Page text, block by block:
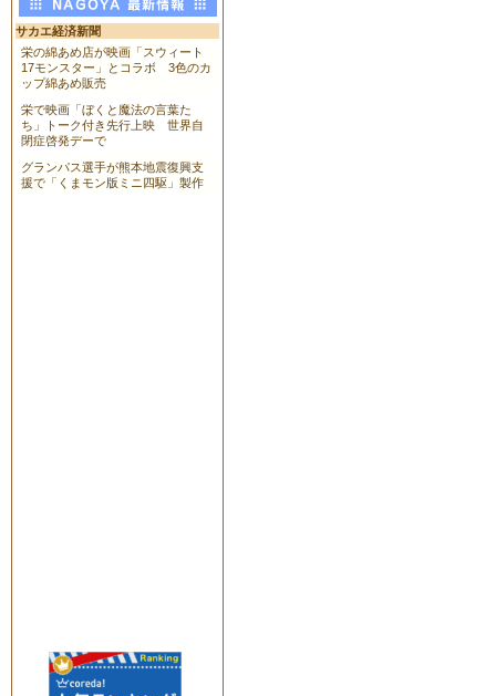
サカエ経済新聞
栄の綿あめ店が映画「スウィート
17モンスター」とコラボ 3色のカ
ップ綿あめ販売
栄で映画「ぼくと魔法の言葉た
ち」トーク付き先行上映 世界自
閉症啓発デーで
グランパス選手が熊本地震復興支
援で「くまモン版ミニ四駆」製作